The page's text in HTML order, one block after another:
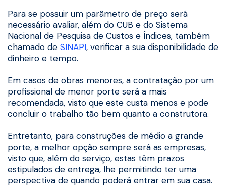
Para se possuir um parâmetro de preço será
necessário avaliar, além do CUB e do Sistema
Nacional de Pesquisa de Custos e Índices, também
chamado de SINAPI, verificar a sua disponibilidade de
dinheiro e tempo.
Em casos de obras menores, a contratação por um
profissional de menor porte será a mais
recomendada, visto que este custa menos e pode
concluir o trabalho tão bem quanto a construtora.
Entretanto, para construções de médio a grande
porte, a melhor opção sempre será as empresas,
visto que, além do serviço, estas têm prazos
estipulados de entrega, lhe permitindo ter uma
perspectiva de quando poderá entrar em sua casa.